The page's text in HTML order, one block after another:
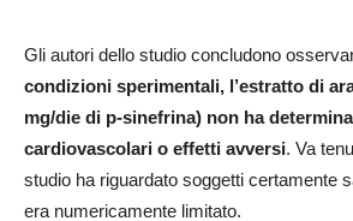
Gli autori dello studio concludono
condizioni sperimentali, l’estratto di
mg/die di p-sinefrina) non ha
cardiovascolari o effetti avversi. Va
studio ha riguardato soggetti certamente
era numericamente limitato.